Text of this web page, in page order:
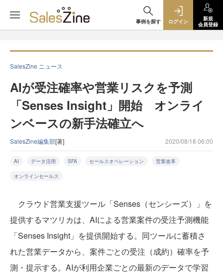
事例を探す ログイン
新規
会員登録
SalesZine ニュース
AIが受注確率や営業リスクを予測
「Senses Insight」開始 オンライ
ンベースの新手法確立へ
SalesZine編集部[著] 2020/08/18 06:00
AI データ活用 SFA セールスオペレーション 営業改革
オンラインセールス
クラウド営業支援ツール「Senses（センシーズ）」を
提供するマツリカは、AIによる営業案件の受注予測機能
「Senses Insight」を提供開始する。同ツールに蓄積さ
れた営業データから、案件ごとの受注（成約）確率を予
測・提示する。AIが利用企業ごとの最新のデータで学習